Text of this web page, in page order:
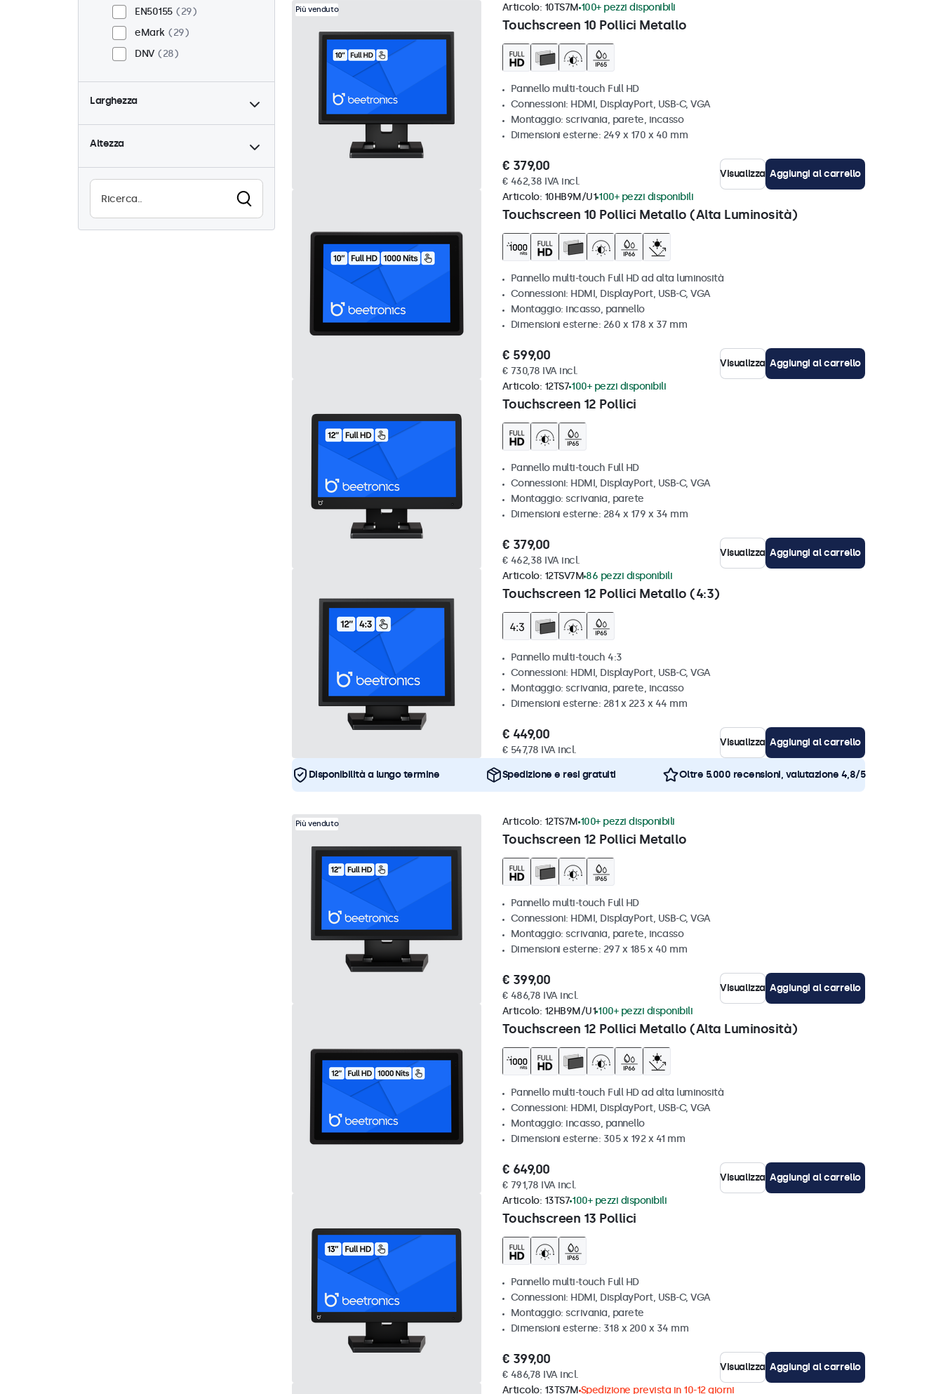
EN50155
29
eMark
29
DNV
28
Larghezza
Altezza
Più venduto
Touchscreen 10 Pollici Metallo
Articolo: 10TS7M 100+ pezzi disponibili
Pannello multi-touch Full HD
Connessioni: HDMI, DisplayPort, USB-C, VGA
Montaggio: scrivania, parete, incasso
Dimensioni esterne: 249 x 170 x 40 mm
€ 379,00
€ 462,38 IVA incl.
Visualizza Aggiungi al carrello
Touchscreen 10 Pollici Metallo (Alta Luminosità)
Articolo: 10HB9M/U1 100+ pezzi disponibili
Pannello multi-touch Full HD ad alta luminosità
Connessioni: HDMI, DisplayPort, USB-C, VGA
Montaggio: incasso, pannello
Dimensioni esterne: 260 x 178 x 37 mm
€ 599,00
€ 730,78 IVA incl.
Visualizza Aggiungi al carrello
Touchscreen 12 Pollici
Articolo: 12TS7 100+ pezzi disponibili
Pannello multi-touch Full HD
Connessioni: HDMI, DisplayPort, USB-C, VGA
Montaggio: scrivania, parete
Dimensioni esterne: 284 x 179 x 34 mm
€ 379,00
€ 462,38 IVA incl.
Visualizza Aggiungi al carrello
Touchscreen 12 Pollici Metallo (4:3)
Articolo: 12TSV7M 86 pezzi disponibili
Pannello multi-touch 4:3
Connessioni: HDMI, DisplayPort, USB-C, VGA
Montaggio: scrivania, parete, incasso
Dimensioni esterne: 281 x 223 x 44 mm
€ 449,00
€ 547,78 IVA incl.
Visualizza Aggiungi al carrello
Disponibilità a lungo termine Spedizione e resi gratuiti Oltre 5.000 recensioni, valutazione 4,8/5
Più venduto
Touchscreen 12 Pollici Metallo
Articolo: 12TS7M 100+ pezzi disponibili
Pannello multi-touch Full HD
Connessioni: HDMI, DisplayPort, USB-C, VGA
Montaggio: scrivania, parete, incasso
Dimensioni esterne: 297 x 185 x 40 mm
€ 399,00
€ 486,78 IVA incl.
Visualizza Aggiungi al carrello
Touchscreen 12 Pollici Metallo (Alta Luminosità)
Articolo: 12HB9M/U1 100+ pezzi disponibili
Pannello multi-touch Full HD ad alta luminosità
Connessioni: HDMI, DisplayPort, USB-C, VGA
Montaggio: incasso, pannello
Dimensioni esterne: 305 x 192 x 41 mm
€ 649,00
€ 791,78 IVA incl.
Visualizza Aggiungi al carrello
Touchscreen 13 Pollici
Articolo: 13TS7 100+ pezzi disponibili
Pannello multi-touch Full HD
Connessioni: HDMI, DisplayPort, USB-C, VGA
Montaggio: scrivania, parete
Dimensioni esterne: 318 x 200 x 34 mm
€ 399,00
€ 486,78 IVA incl.
Visualizza Aggiungi al carrello
Articolo: 13TS7M Spedizione prevista in 10-12 giorni